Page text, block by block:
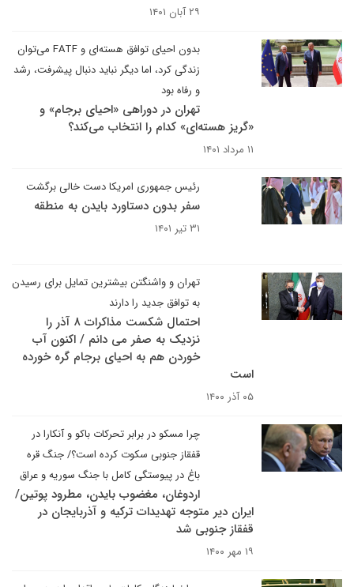
۲۹ آبان ۱۴۰۱
بدون احیای توافق هسته‌ای و FATF می‌توان
زندگی کرد، اما دیگر نباید دنبال پیشرفت، رشد
و رفاه بود
تهران در دوراهی «احیای برجام» و
«گریز هسته‌ای» کدام را انتخاب می‌کند؟
۱۱ مرداد ۱۴۰۱
رئیس جمهوری امریکا دست خالی برگشت
سفر بدون دستاورد بایدن به منطقه
۳۱ تیر ۱۴۰۱
تهران و واشنگتن بیشترین تمایل برای رسیدن
به توافق جدید را دارند
احتمال شکست مذاکرات ۸ آذر را
نزدیک به صفر می دانم / اکنون آب
خوردن هم به احیای برجام گره خورده
است
۰۵ آذر ۱۴۰۰
چرا مسکو در برابر تحرکات باکو و آنکارا در
قفقاز جنوبی سکوت کرده است؟/ جنگ قره
باغ در پیوستگی کامل با جنگ سوریه و عراق
اردوغان، مغضوب بایدن، مطرود پوتین/
ایران دیر متوجه تهدیدات ترکیه و آذربایجان در
قفقاز جنوبی شد
۱۹ مهر ۱۴۰۰